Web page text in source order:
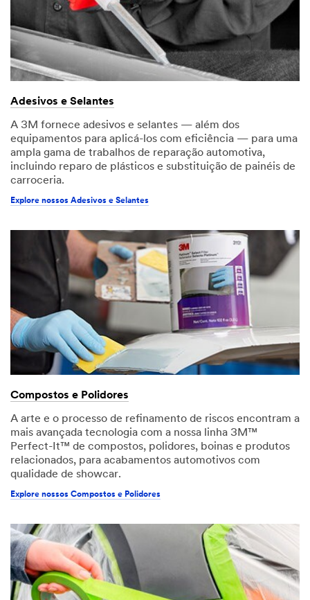
Adesivos e Selantes
A 3M fornece adesivos e selantes — além dos
equipamentos para aplicá-los com eficiência — para uma
ampla gama de trabalhos de reparação automotiva,
incluindo reparo de plásticos e substituição de painéis de
carroceria.
Explore nossos Adesivos e Selantes
Compostos e Polidores
A arte e o processo de refinamento de riscos encontram a
mais avançada tecnologia com a nossa linha 3M™
Perfect-It™ de compostos, polidores, boinas e produtos
relacionados, para acabamentos automotivos com
qualidade de showcar.
Explore nossos Compostos e Polidores